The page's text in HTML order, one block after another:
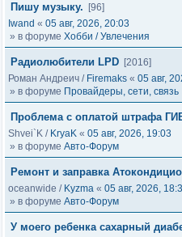
Пишу музыку.
[96]
Iwand « 05 авг, 2026, 20:03
» в форуме Хобби / Увлечения
Радиолюбители LPD [2016]
Роман Андреич / Firemaks « 05 авг,
» в форуме Провайдеры, сети, связь
Проблема с оплатой штрафа
Shvei`K / KryaK « 05 авг, 2026, 19:03
» в форуме Авто-Форум
Ремонт и заправка
oceanwide / Kyzma « 05 авг, 2026,
» в форуме Авто-Форум
У моего ребенка сахарный